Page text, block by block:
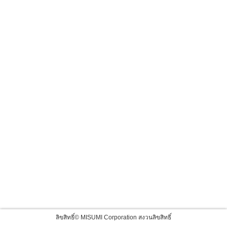
ลิขสิทธิ์© MISUMI Corporation สงวนลิขสิทธิ์